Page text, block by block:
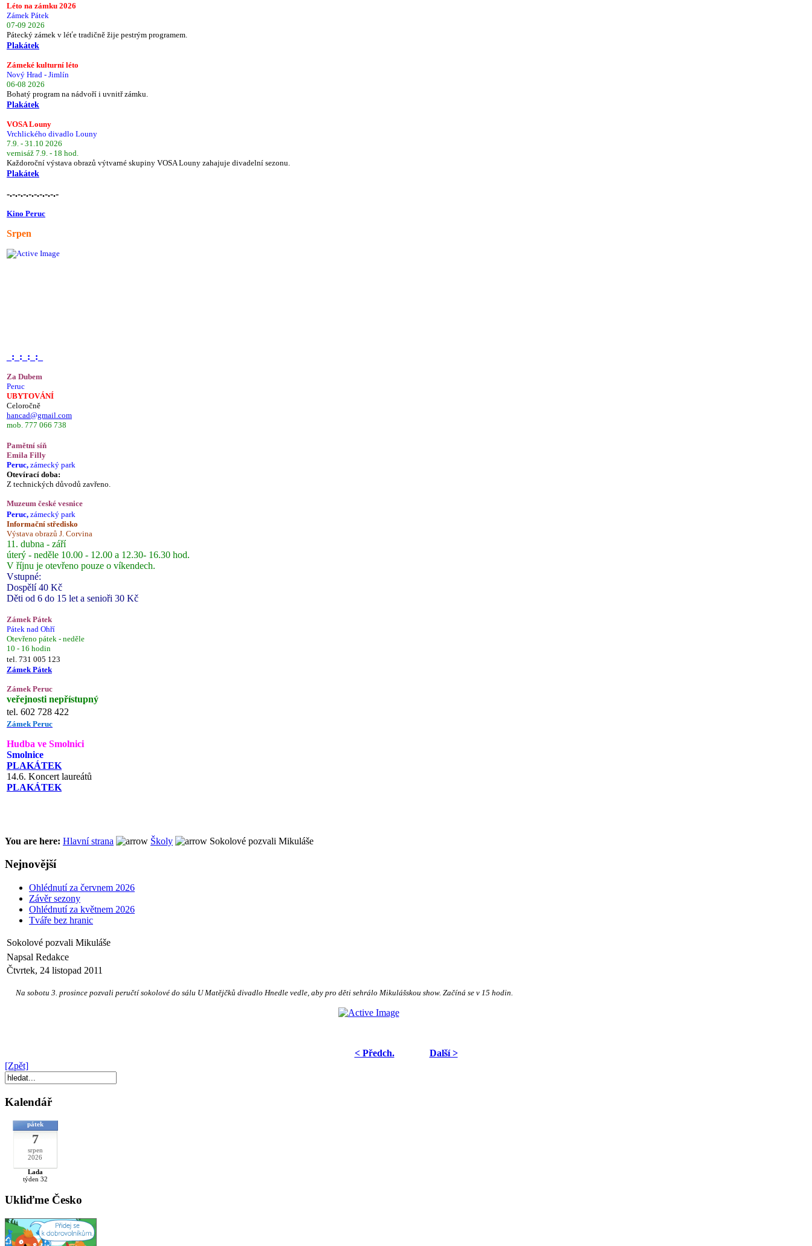
Léto na zámku 2026
Zámek Pátek
07-09 2026
Pátecký zámek v léťe tradičně žije pestrým programem.
Plakátek
Zámeké kulturní léto
Nový Hrad - Jimlín
06-08 2026
Bohatý program na nádvoří i uvnitř zámku.
Plakátek
VOSA Louny
Vrchlického divadlo Louny
7.9. - 31.10 2026
vernisáž 7.9. - 18 hod.
Každoroční výstava obrazů výtvarné skupiny VOSA Louny zahajuje divadelní sezonu.
Plakátek
-.-.-.-.-.-.-.-.-.-
Kino Peruc
Srpen
_:_:_:_:_
Za Dubem
Peruc
UBYTOVÁNÍ
Celoročně
hancad@gmail.com
mob. 777 066 738
Pamětní síň
Emila Filly
Peruc, zámecký park
Otevírací doba:
Z technických důvodů zavřeno.
Muzeum české vesnice
Peruc, zámecký park
Informační středisko
Výstava obrazů J. Corvina
11. dubna - září
úterý - neděle 10.00 - 12.00 a 12.30- 16.30 hod.
V říjnu je otevřeno pouze o víkendech.
Vstupné:
Dospělí 40 Kč
Děti od 6 do 15 let a senioři 30 Kč
Zámek Pátek
Pátek nad Ohří
Otevřeno pátek - neděle
10 - 16 hodin
tel. 731 005 123
Zámek Pátek
Zámek Peruc
veřejnosti nepřístupný
tel. 602 728 422
Zámek Peruc
Hudba ve Smolnici
Smolnice
PLAKÁTEK
14.6. Koncert laureátů
PLAKÁTEK
You are here: Hlavní strana Školy Sokolové pozvali Mikuláše
Nejnovější
Ohlédnutí za červnem 2026
Závěr sezony
Ohlédnutí za květnem 2026
Tváře bez hranic
Sokolové pozvali Mikuláše
Napsal Redakce
Čtvrtek, 24 listopad 2011
Na sobotu 3. prosince pozvali peručtí sokolové do sálu U Matějčků divadlo Hnedle vedle, aby pro děti sehrálo Mikulášskou show. Začíná se v 15 hodin.
< Předch.
Další >
[Zpět]
Kalendář
pátek
7
srpen
2026
Lada
týden 32
Ukliďme Česko